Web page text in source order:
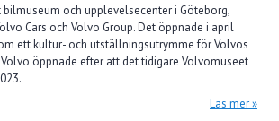
och upplevelsecenter i Göteborg,
Cars och Volvo Group. Det öppnade i april
ett kultur- och utställningsutrymme för Volvos
öppnade efter att det tidigare Volvomuseet
Läs mer